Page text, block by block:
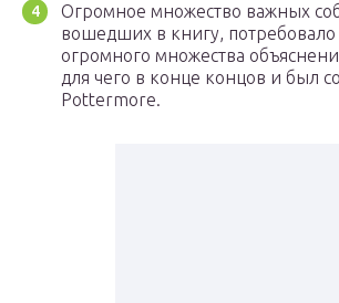
Огромное множество важных
вошедших в книгу, потребовало
огромного множества
для чего в конце концов и был
Pottermore.